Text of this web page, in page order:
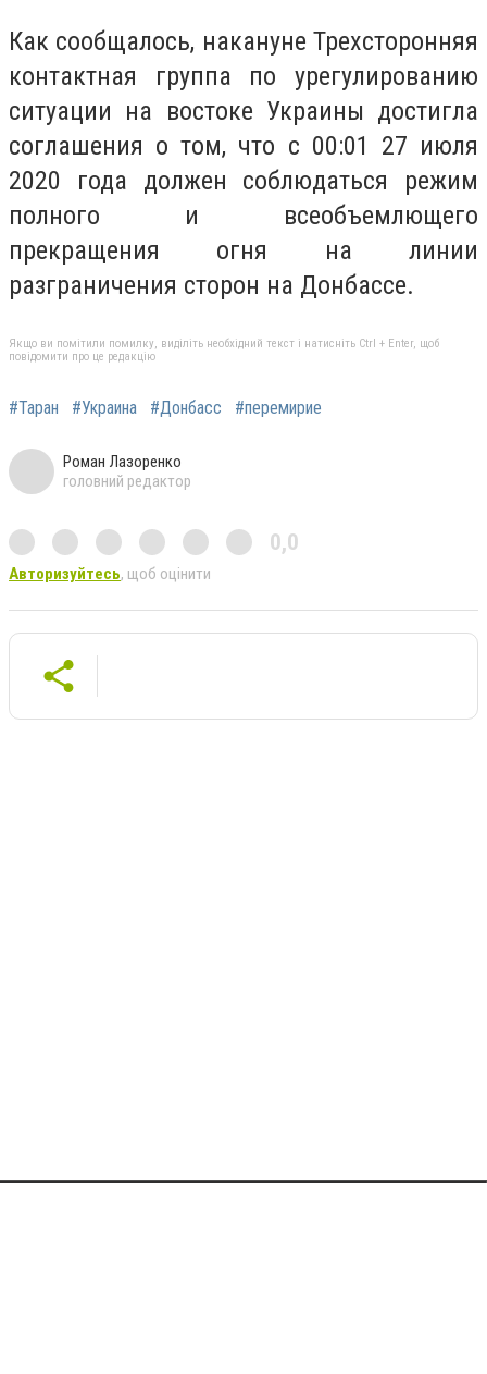
Как сообщалось, накануне Трехсторонняя
контактная группа по урегулированию
ситуации на востоке Украины достигла
соглашения о том, что с 00:01 27 июля
2020 года должен соблюдаться режим
полного и всеобъемлющего
прекращения огня на линии
разграничения сторон на Донбассе.
Якщо ви помітили помилку, виділіть необхідний текст і натисніть Ctrl + Enter, щоб
повідомити про це редакцію
#Таран #Украина #Донбасс #перемирие
Роман Лазоренко
головний редактор
0,0
Авторизуйтесь, щоб оцінити